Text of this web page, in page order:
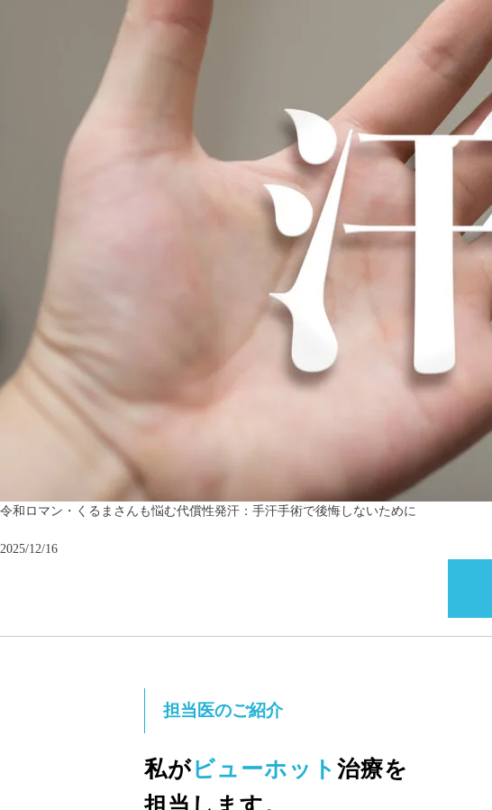
令和ロマン・くるまさんも悩む代償性発汗：手汗手術で後悔しないために
2025/12/16
担当医のご紹介
私がビューホット 治療を
担当します。